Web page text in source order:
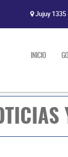
Jujuy 1335
INICIO